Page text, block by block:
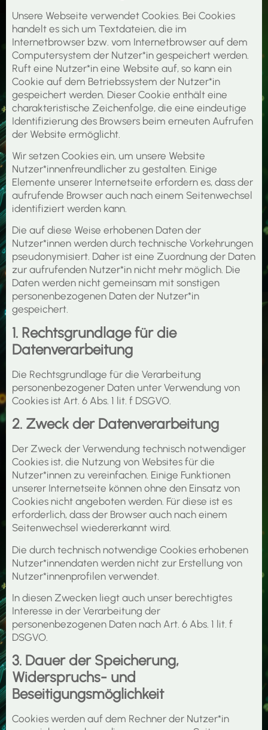
Unsere Webseite verwendet Cookies. Bei Cookies
handelt es sich um Textdateien, die im
Internetbrowser bzw. vom Internetbrowser auf dem
Computersystem der Nutzer*in gespeichert werden.
Ruft eine Nutzer*in eine Website auf, so kann ein
Cookie auf dem Betriebssystem der Nutzer*in
gespeichert werden. Dieser Cookie enthält eine
charakteristische Zeichenfolge, die eine eindeutige
Identifizierung des Browsers beim erneuten Aufrufen
der Website ermöglicht.
Wir setzen Cookies ein, um unsere Website
Nutzer*innenfreundlicher zu gestalten. Einige
Elemente unserer Internetseite erfordern es, dass der
aufrufende Browser auch nach einem Seitenwechsel
identifiziert werden kann.
Die auf diese Weise erhobenen Daten der
Nutzer*innen werden durch technische Vorkehrungen
pseudonymisiert. Daher ist eine Zuordnung der Daten
zur aufrufenden Nutzer*in nicht mehr möglich. Die
Daten werden nicht gemeinsam mit sonstigen
personenbezogenen Daten der Nutzer*in
gespeichert.
1. Rechtsgrundlage für die
Datenverarbeitung
Die Rechtsgrundlage für die Verarbeitung
personenbezogener Daten unter Verwendung von
Cookies ist Art. 6 Abs. 1 lit. f DSGVO.
2. Zweck der Datenverarbeitung
Der Zweck der Verwendung technisch notwendiger
Cookies ist, die Nutzung von Websites für die
Nutzer*innen zu vereinfachen. Einige Funktionen
unserer Internetseite können ohne den Einsatz von
Cookies nicht angeboten werden. Für diese ist es
erforderlich, dass der Browser auch nach einem
Seitenwechsel wiedererkannt wird.
Die durch technisch notwendige Cookies erhobenen
Nutzer*innendaten werden nicht zur Erstellung von
Nutzer*innenprofilen verwendet.
In diesen Zwecken liegt auch unser berechtigtes
Interesse in der Verarbeitung der
personenbezogenen Daten nach Art. 6 Abs. 1 lit. f
DSGVO.
3. Dauer der Speicherung,
Widerspruchs- und
Beseitigungsmöglichkeit
Cookies werden auf dem Rechner der Nutzer*in